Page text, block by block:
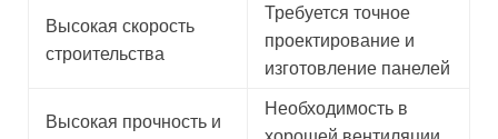
Высокая скорость
строительства
Требуется точное
проектирование и
изготовление панелей
Высокая прочность и
Необходимость в